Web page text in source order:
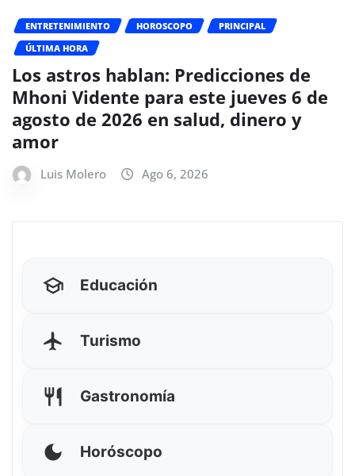
ENTRETENIMIENTO HOROSCOPO
PRINCIPAL
ÚLTIMA HORA
Los astros hablan: Predicciones de
Mhoni Vidente para este jueves 6 de
agosto de 2026 en salud, dinero y
amor
Luis Molero Ago 6, 2026
Educación
Turismo
Gastronomía
Horóscopo